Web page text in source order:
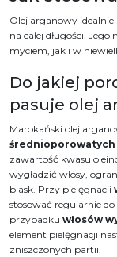
Olej arganowy idealnie
na całej długości.
myciem, jak i w
Do jakiej
pasuje olej
Marokański olej
średnioporowatych
zawartość kwasu
wygładzić włosy,
blask. Przy pielęgnacji
stosować regularnie
przypadku włosów
element pielęgnacji
zniszczonych partii.